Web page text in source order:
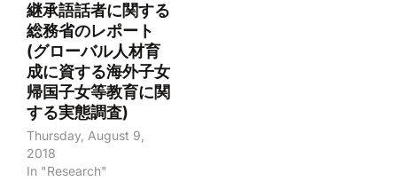
継承語話者に関する
総務省のレポート
(グローバル人材育
成に資する海外子女
帰国子女等教育に関
する実態調査)
Thursday, August 9,
2018
In "Research"